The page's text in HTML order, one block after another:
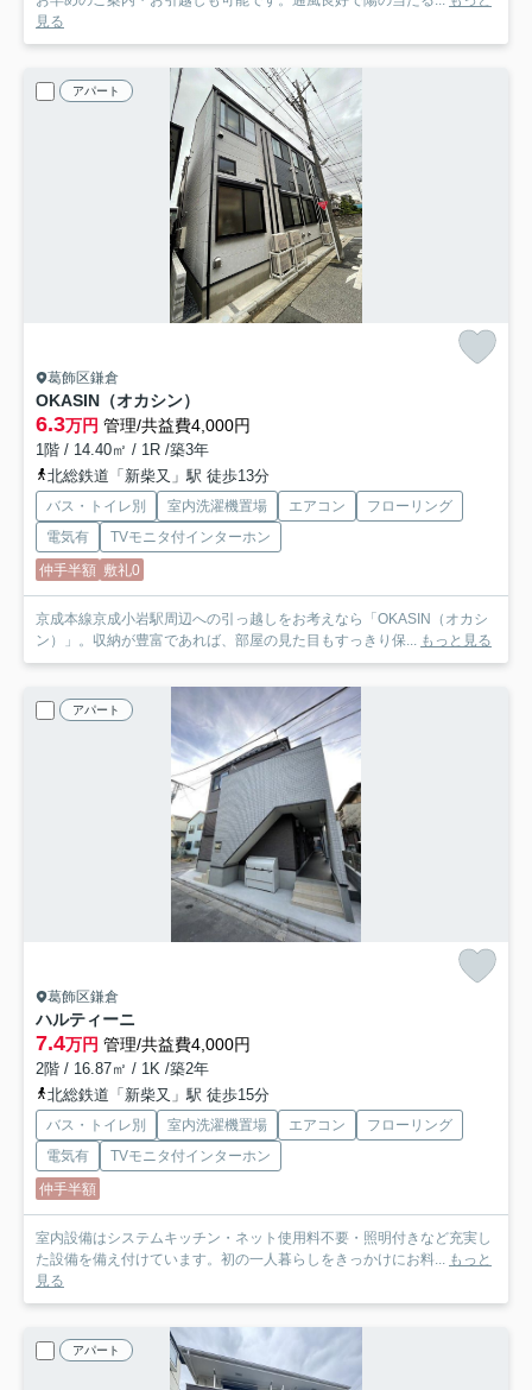
見る
アパート
葛飾区鎌倉
OKASIN（オカシン）
6.3万円 管理/共益費4,000円
1階 / 14.40㎡ / 1R /築3年
北総鉄道「新柴又」駅 徒歩13分
バス・トイレ別 室内洗濯機置場 エアコン
フローリング
電気有
TVモニタ付インターホン
仲手半額 敷礼0
京成本線京成小岩駅周辺への引っ越しをお考えなら「OKASIN（オカシ
ン）」。収納が豊富であれば、部屋の見た目もすっきり保... もっと見る
アパート
葛飾区鎌倉
ハルティーニ
7.4万円 管理/共益費4,000円
2階 / 16.87㎡ / 1K /築2年
北総鉄道「新柴又」駅 徒歩15分
バス・トイレ別 室内洗濯機置場 エアコン
フローリング
電気有
TVモニタ付インターホン
仲手半額
室内設備はシステムキッチン・ネット使用料不要・照明付きなど充実し
た設備を備え付けています。初の一人暮らしをきっかけにお料... もっと
見る
アパート